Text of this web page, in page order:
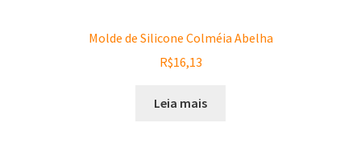
Molde de Silicone Colméia Abelha
R$16,13
Leia mais